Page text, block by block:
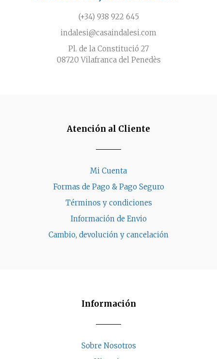
(+34) 938 922 645
indalesi@casaindalesi.com
Pl. de la Constitució 27
08720 Vilafranca del Penedès
Atención al Cliente
Mi Cuenta
Formas de Pago & Pago Seguro
Términos y condiciones
Información de Envio
Cambio, devolución y cancelación
Información
Sobre Nosotros